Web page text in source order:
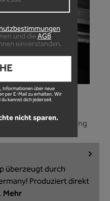
jedes Bike mit der
Die
durch unsere Fitting
überzeugt durch
Produziert direkt
Mehr
und die AGB
einverstanden.
Informationen über neue
per E-Mail zu erhalten. Wir
du kannst dich jederzeit
nicht sparen.